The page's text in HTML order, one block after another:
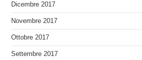
Dicembre 2017
Novembre 2017
Ottobre 2017
Settembre 2017